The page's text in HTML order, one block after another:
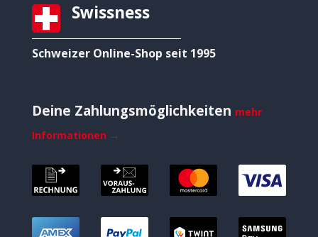
Swissness
Schweizer Online-Shop seit 1995
Deine Zahlungsmöglichkeiten mehr
Informationen →